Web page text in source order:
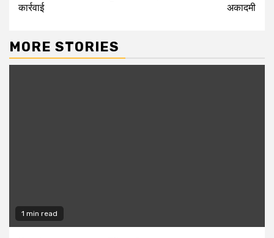
कार्रवाई
अकादमी
MORE STORIES
1 min read